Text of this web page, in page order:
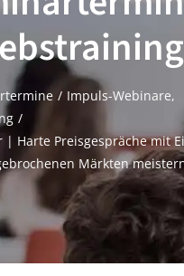
Impuls-Webinare
| Harte Preisgespräche mit
Märkten